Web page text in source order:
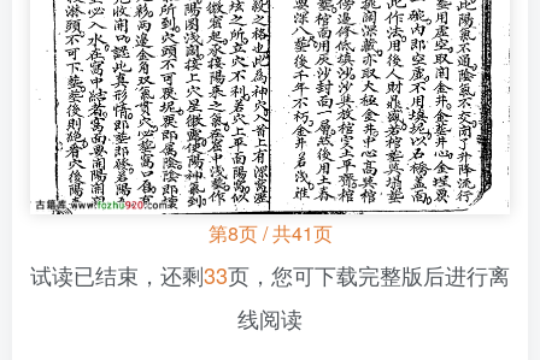
第8页 / 共41页
试读已结束，还剩33页，您可下载完整版后进行离
线阅读